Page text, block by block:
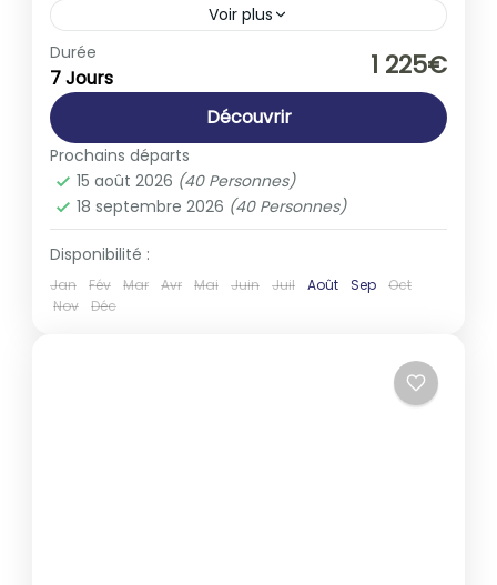
Voir plus
Europe
1-40 People
Durée
7 Jours 1 225€
Découvrir
Prochains départs
15 août 2026 (40 Personnes)
18 septembre 2026 (40 Personnes)
Disponibilité :
Jan Fév Mar Avr Mai Juin Juil Août Sep
Oct
Nov
Déc